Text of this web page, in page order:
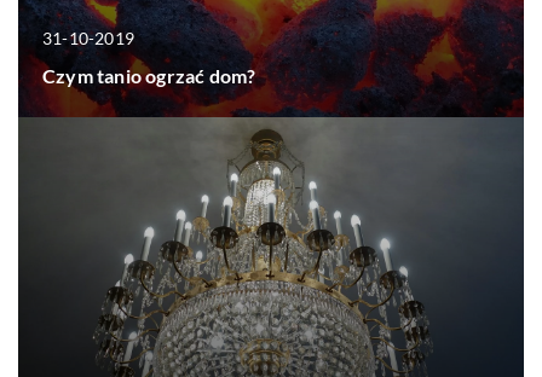
31-10-2019
Czym tanio ogrzać dom?